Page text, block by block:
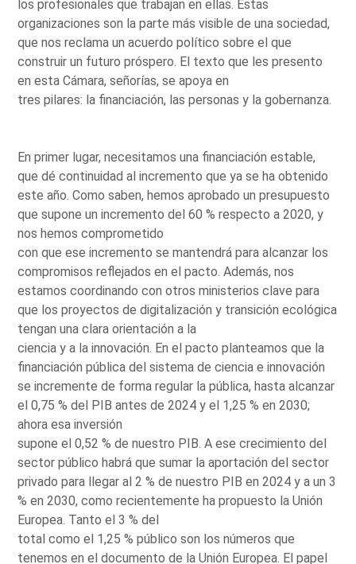
los profesionales que trabajan en ellas. Estas
organizaciones son la parte más visible de una sociedad,
que nos reclama un acuerdo político sobre el que
construir un futuro próspero. El texto que les presento
en esta Cámara, señorías, se apoya en
tres pilares: la financiación, las personas y la gobernanza.
En primer lugar, necesitamos una financiación estable,
que dé continuidad al incremento que ya se ha obtenido
este año. Como saben, hemos aprobado un presupuesto
que supone un incremento del 60 % respecto a 2020, y
nos hemos comprometido
con que ese incremento se mantendrá para alcanzar los
compromisos reflejados en el pacto. Además, nos
estamos coordinando con otros ministerios clave para
que los proyectos de digitalización y transición ecológica
tengan una clara orientación a la
ciencia y a la innovación. En el pacto planteamos que la
financiación pública del sistema de ciencia e innovación
se incremente de forma regular la pública, hasta alcanzar
el 0,75 % del PIB antes de 2024 y el 1,25 % en 2030;
ahora esa inversión
supone el 0,52 % de nuestro PIB. A ese crecimiento del
sector público habrá que sumar la aportación del sector
privado para llegar al 2 % de nuestro PIB en 2024 y a un 3
% en 2030, como recientemente ha propuesto la Unión
Europea. Tanto el 3 % del
total como el 1,25 % público son los números que
tenemos en el documento de la Unión Europea. El papel